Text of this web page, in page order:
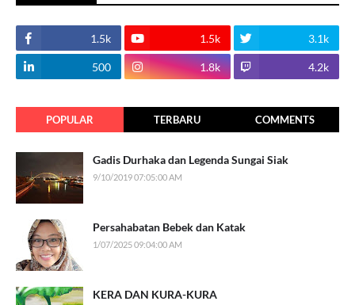
1.5k 1.5k 3.1k
500 1.8k 4.2k
POPULAR TERBARU COMMENTS
Gadis Durhaka dan Legenda Sungai Siak
9/10/2019 07:05:00 AM
Persahabatan Bebek dan Katak
1/07/2025 09:04:00 AM
KERA DAN KURA-KURA